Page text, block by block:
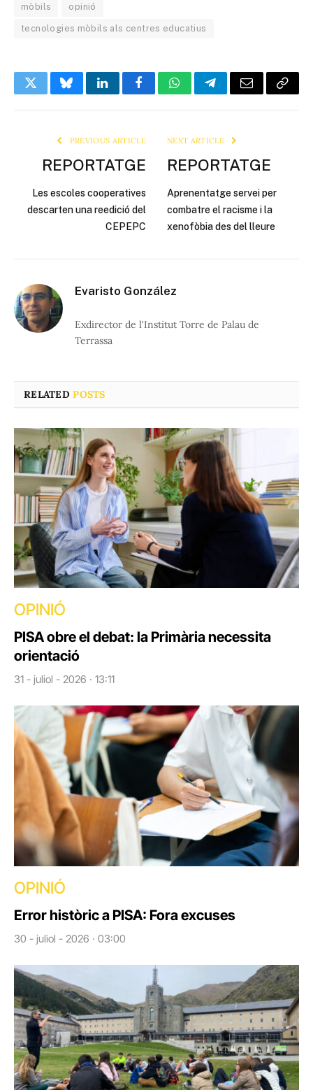
mòbils opinió
tecnologies mòbils als centres educatius
TwitterBlueskyLinkedInFacebookWhatsAppTelegramEmail Copy
PREVIOUS ARTICLE
REPORTATGE
Les escoles cooperatives
descarten una reedició del
CEPEPC
NEXT ARTICLE
REPORTATGE
Aprenentatge servei per
combatre el racisme i la
xenofòbia des del lleure
Evaristo González
Exdirector de l'Institut Torre de Palau de
Terrassa
RELATEDPOSTS
OPINIÓ
PISA obre el debat: la Primària necessita
orientació
31 - juliol - 2026 · 13:11
OPINIÓ
Error històric a PISA: Fora excuses
30 - juliol - 2026 · 03:00